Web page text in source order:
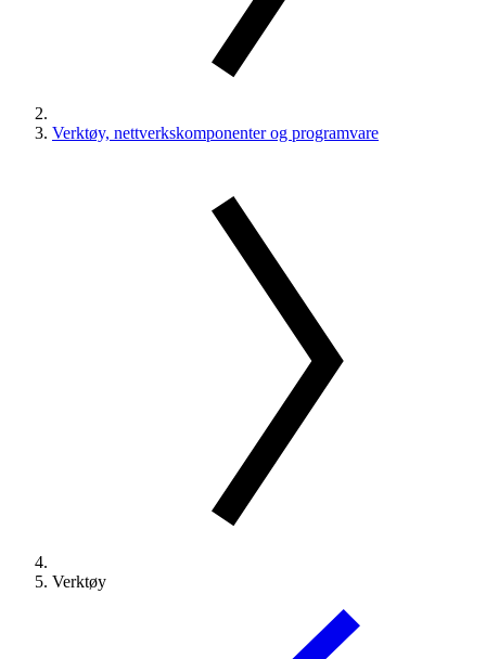
Verktøy, nettverkskomponenter og programvare
Verktøy